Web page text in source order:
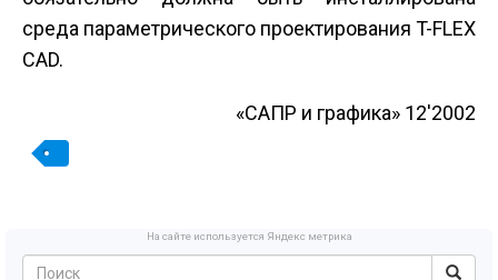
среда параметрического проектирования T-FLEX
CAD.
«САПР и графика» 12'2002
На сайте используется Яндекс метрика